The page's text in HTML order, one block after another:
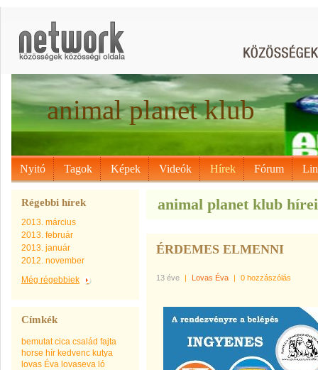
animal planet klub
Nyitó Tagok Képek Videók Hírek Fórum
Régebbi hírek
2013. március
2013. február
2013. január
2012. november
Még régebbiek
Címkék
bemutat cica család fajta
horse hír kedvenc kutya
lovas Éva lovaseva ló
animal planet klub
ÉRDEMES ELMENNI
13 éve | Lovas Éva | 0 hozzászólás